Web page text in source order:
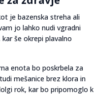
je bazenska streha ali
jo lahko nudi vgradni
še okrepi plavalno
enota bo poskrbela za
mešanice brez klora in
rok, kar bo pripomoglo k